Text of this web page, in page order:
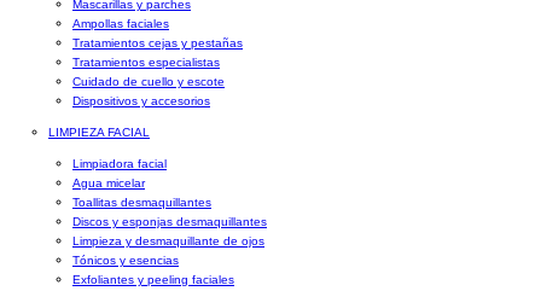
Mascarillas y parches
Ampollas faciales
Tratamientos cejas y pestañas
Tratamientos especialistas
Cuidado de cuello y escote
Dispositivos y accesorios
LIMPIEZA FACIAL
Limpiadora facial
Agua micelar
Toallitas desmaquillantes
Discos y esponjas desmaquillantes
Limpieza y desmaquillante de ojos
Tónicos y esencias
Exfoliantes y peeling faciales